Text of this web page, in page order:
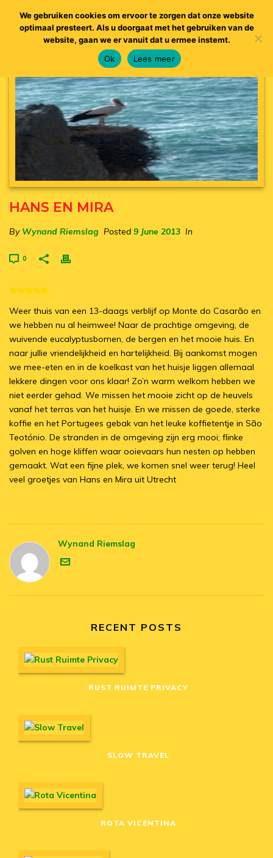
HANS EN MIRA
By Wynand Riemslag Posted 9 June 2013 In
0
Weer thuis van een 13-daags verblijf op Monte do Casarão en
we hebben nu al heimwee! Naar de prachtige omgeving, de
wuivende eucalyptusbomen, de bergen en het mooie huis. En
naar jullie vriendelijkheid en hartelijkheid. Bij aankomst mogen
we mee-eten en in de koelkast van het huisje liggen allemaal
lekkere dingen voor ons klaar! Zo’n warm welkom hebben we
niet eerder gehad. We missen het mooie zicht op de heuvels
vanaf het terras van het huisje. En we missen de goede, sterke
koffie en het Portugees gebak van het leuke koffietentje in São
Teotónio. De stranden in de omgeving zijn erg mooi; flinke
golven en hoge kliffen waar ooievaars hun nesten op hebben
gemaakt. Wat een fijne plek, we komen snel weer terug! Heel
veel groetjes van Hans en Mira uit Utrecht
Wynand Riemslag
RECENT POSTS
RUST RUIMTE PRIVACY
SLOW TRAVEL
ROTA VICENTINA
We gebruiken cookies om ervoor te zorgen dat onze website
optimaal presteert. Als u doorgaat met het gebruiken van de
website, gaan we er vanuit dat u ermee instemt.
Ok
Lees meer